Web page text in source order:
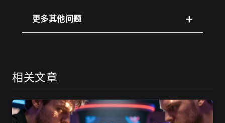
更多其他问题
相关文章